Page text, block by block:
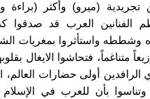
(ميرو) وأكثر (براءة
الفنانين العرب قد صدقوا
واستأثروا بمغريات
متناغماً، فتحاشوا الايغال
الرافدين أولى حضارات
بأن للعرب في